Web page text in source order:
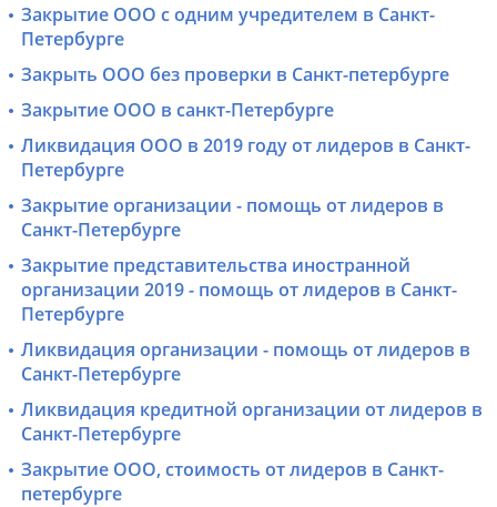
Закрытие ООО с одним учредителем в Санкт-
Петербурге
Закрыть ООО без проверки в Санкт-петербурге
Закрытие ООО в санкт-Петербурге
Ликвидация ООО в 2019 году от лидеров в Санкт-
Петербурге
Закрытие организации - помощь от лидеров в
Санкт-Петербурге
Закрытие представительства иностранной
организации 2019 - помощь от лидеров в Санкт-
Петербурге
Ликвидация организации - помощь от лидеров в
Санкт-Петербурге
Ликвидация кредитной организации от лидеров в
Санкт-Петербурге
Закрытие ООО, стоимость от лидеров в Санкт-
петербурге